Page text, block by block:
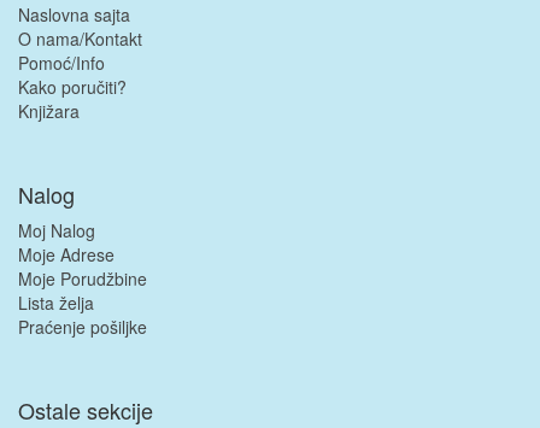
Naslovna sajta
O nama/Kontakt
Pomoć/Info
Kako poručiti?
Knjižara
Nalog
Moj Nalog
Moje Adrese
Moje Porudžbine
Lista želja
Praćenje pošiljke
Ostale sekcije